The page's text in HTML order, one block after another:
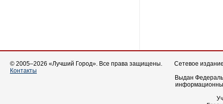
© 2005–2026 «Лучший Город». Все права защищены.
Контакты
Сетевое
Выдан